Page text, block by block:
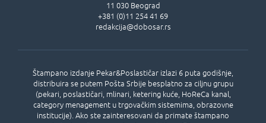
Štampano izdanje Pekar&Poslastičar izlazi 6 puta godišnje,
distribuira se putem Pošta Srbije besplatno za ciljnu grupu
(pekari, poslastičari, mlinari, ketering kuće, HoReCa kanal,
category menagement u trgovačkim sistemima, obrazovne
institucije). Ako ste zainteresovani da primate štampano
11 030 Beograd
+381 (0)11 254 41 69
redakcija@dobosar.rs